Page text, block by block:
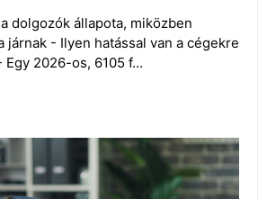
dolgozók állapota, miközben
járnak - Ilyen hatással van a cégekre
Egy 2026-os, 6105 f…